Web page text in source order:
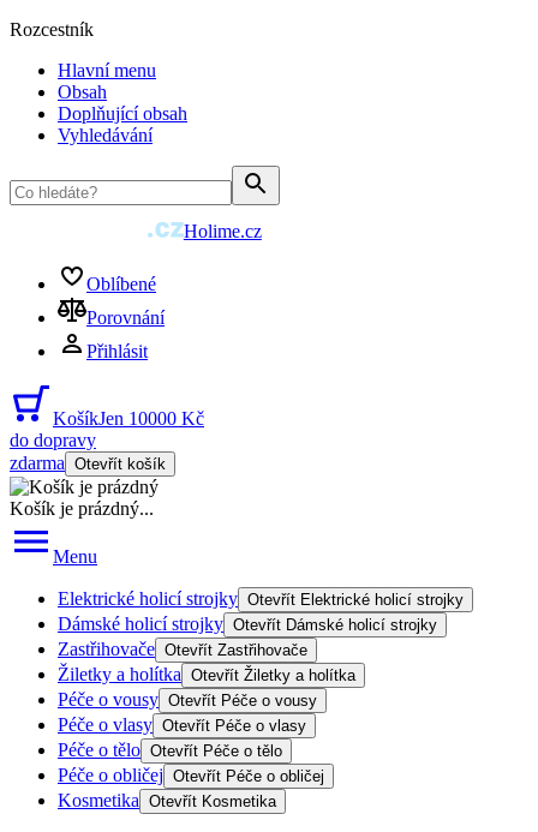
Rozcestník
Hlavní menu
Obsah
Doplňující obsah
Vyhledávání
Holime.cz
Oblíbené
Porovnání
Přihlásit
KošíkJen 10000 Kč
do dopravy
zdarma Otevřít košík
Košík je prázdný...
Menu
Elektrické holicí strojky Otevřít Elektrické holicí strojky
Dámské holicí strojky Otevřít Dámské holicí strojky
Zastřihovače Otevřít Zastřihovače
Žiletky a holítka Otevřít Žiletky a holítka
Péče o vousy Otevřít Péče o vousy
Péče o vlasy Otevřít Péče o vlasy
Péče o tělo Otevřít Péče o tělo
Péče o obličej Otevřít Péče o obličej
Kosmetika Otevřít Kosmetika